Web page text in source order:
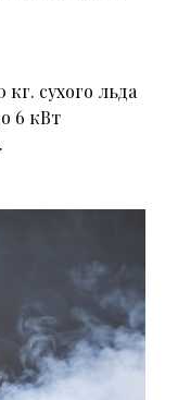
сухого льда
6 кВт